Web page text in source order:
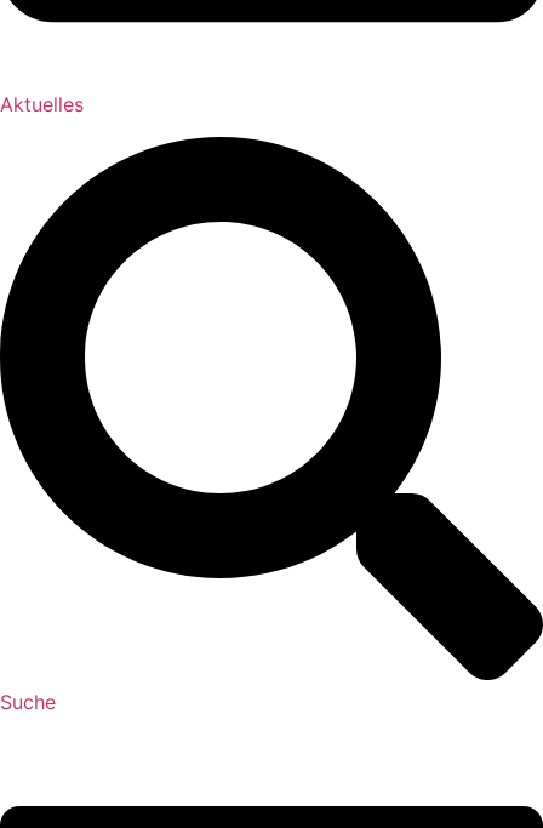
Aktuelles
Suche